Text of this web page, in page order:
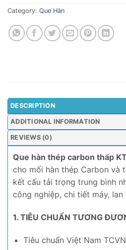
Category: Que Hàn
DESCRIPTION
ADDITIONAL INFORMATION
REVIEWS (0)
Que hàn thép carbon thấp
cho mối hàn thép Carbon và
kết cấu tải trọng trung bình
công nghiệp, chi tiết máy,
1. TIÊU CHUẨN TƯƠNG
Tiêu chuẩn Việt Nam